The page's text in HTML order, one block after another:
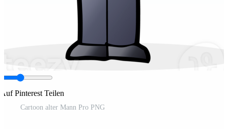
Auf Pinterest Teilen
Cartoon alter Mann Pro PNG